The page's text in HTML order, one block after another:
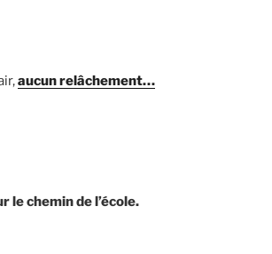
aucun relâchement…
le chemin de l’école.